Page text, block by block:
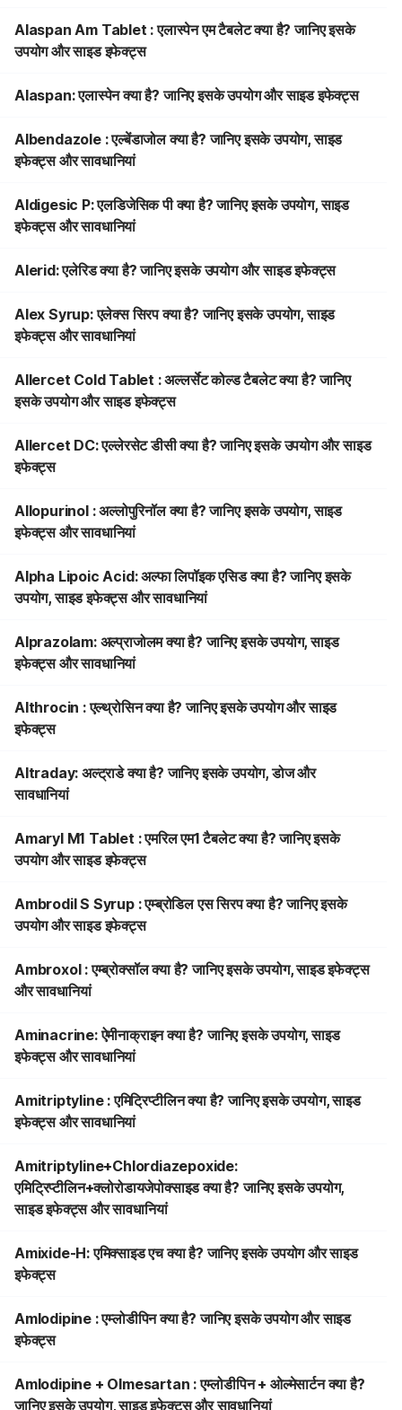
Alaspan Am Tablet : एलास्पेन एम टैबलेट क्या है? जानिए इसके
उपयोग और साइड इफेक्ट्स
Alaspan: एलास्पेन क्या है? जानिए इसके उपयोग और साइड इफेक्ट्स
Albendazole : एल्बेंडाजोल क्या है? जानिए इसके उपयोग, साइड
इफेक्ट्स और सावधानियां
Aldigesic P: एलडिजेसिक पी क्या है? जानिए इसके उपयोग, साइड
इफेक्ट्स और सावधानियां
Alerid: एलेरिड क्या है? जानिए इसके उपयोग और साइड इफेक्ट्स
Alex Syrup: एलेक्स सिरप क्या है? जानिए इसके उपयोग, साइड
इफेक्ट्स और सावधानियां
Allercet Cold Tablet : अल्लर्सेट कोल्ड टैबलेट क्या है? जानिए
इसके उपयोग और साइड इफेक्ट्स
Allercet DC: एल्लेरसेट डीसी क्या है? जानिए इसके उपयोग और साइड
इफेक्ट्स
Allopurinol : अल्लोपुरिनॉल क्या है? जानिए इसके उपयोग, साइड
इफेक्ट्स और सावधानियां
Alpha Lipoic Acid: अल्फा लिपॉइक एसिड क्या है? जानिए इसके
उपयोग, साइड इफेक्ट्स और सावधानियां
Alprazolam: अल्प्राजोलम क्या है? जानिए इसके उपयोग, साइड
इफेक्ट्स और सावधानियां
Althrocin : एल्थ्रोसिन क्या है? जानिए इसके उपयोग और साइड
इफेक्ट्स
Altraday: अल्ट्राडे क्या है? जानिए इसके उपयोग, डोज और
सावधानियां
Amaryl M1 Tablet : एमरिल एम1 टैबलेट क्या है? जानिए इसके
उपयोग और साइड इफेक्ट्स
Ambrodil S Syrup : एम्ब्रोडिल एस सिरप क्या है? जानिए इसके
उपयोग और साइड इफेक्ट्स
Ambroxol : एम्ब्रोक्सॉल क्या है? जानिए इसके उपयोग, साइड इफेक्ट्स
और सावधानियां
Aminacrine: ऐमीनाक्राइन क्या है? जानिए इसके उपयोग, साइड
इफेक्ट्स और सावधानियां
Amitriptyline : एमिट्रिप्टीलिन क्या है? जानिए इसके उपयोग, साइड
इफेक्ट्स और सावधानियां
Amitriptyline+Chlordiazepoxide:
एमिट्रिप्टीलिन+क्लोरोडायजेपोक्साइड क्या है? जानिए इसके उपयोग,
साइड इफेक्ट्स और सावधानियां
Amixide-H: एमिक्साइड एच क्या है? जानिए इसके उपयोग और साइड
इफेक्ट्स
Amlodipine : एम्लोडीपिन क्या है? जानिए इसके उपयोग और साइड
इफेक्ट्स
Amlodipine + Olmesartan : एम्लोडीपिन + ओल्मेसार्टन क्या है?
जानिए इसके उपयोग, साइड इफेक्ट्स और सावधानियां